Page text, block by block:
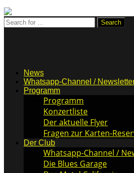
News
Whatsapp-Channel /
Programm
Programm
Konzertliste
Der aktuelle Flyer
Fragen zur Karten-
Der Club
Whatsapp-Channel /
Die Blues Garage